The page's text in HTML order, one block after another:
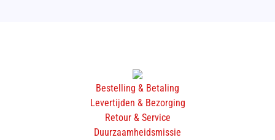
Bestelling & Betaling
Levertijden & Bezorging
Retour & Service
Duurzaamheidsmissie